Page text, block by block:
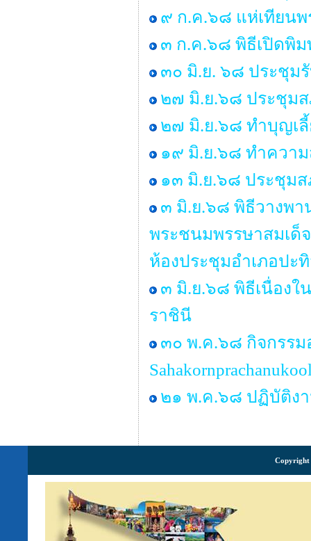
๙ ก.ค.๖๘ แห่เทียน
๓ ก.ค.๖๘ พิธีเปิดพิ
๓๐ มิ.ย. ๖๘ ประชุม
๒๗ มิ.ย.๖๘ ประชุม
๒๗ มิ.ย.๖๘ ทำบุญเลี้
๑๙ มิ.ย.๖๘ ทำควา
๑๓ มิ.ย.๖๘ ประชุมส
๓ มิ.ย.๖๘ พิธีวางพา
พระชนมพรรษาสมเ
ห้องประชุมอำเภอปะ
๓ มิ.ย.๖๘ พิธีเนื่องใ
ราชินี
๓๐ พ.ค.๖๘ กิจกรร
๒๑ พ.ค.๖๘ ปฏิบัติง
Copyright